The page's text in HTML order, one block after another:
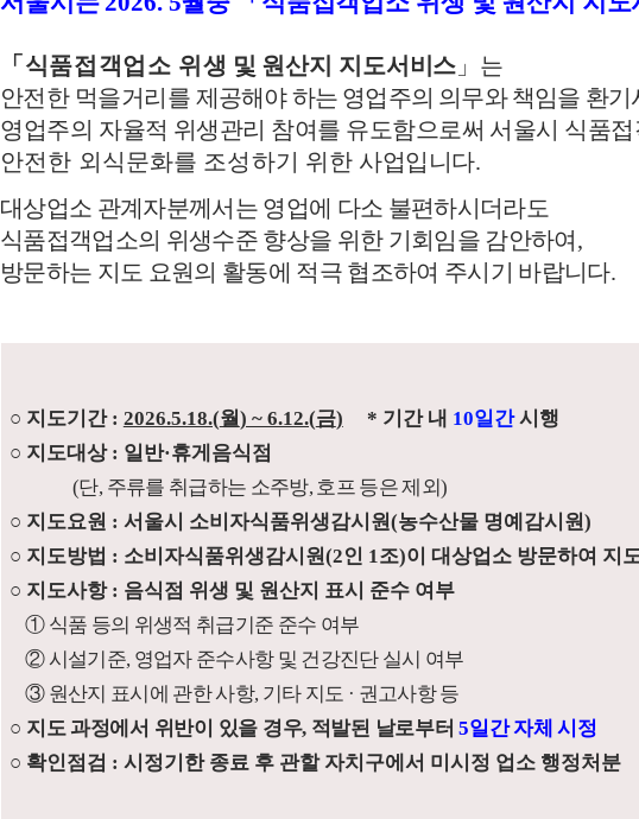
「 식품접객업소 위생 및 원산지 지도서비스 」 는
안전한 먹을거리를 제공해야 하는 영업주의 의무와 책임을 환기
영업주의 자율적 위생관리 참여를 유도함으로써 서울시 식품
안전한 외식문화를 조성하기 위한 사업입니다.
대상업소 관계자분께서는 영업에 다소 불편하시더라도
식품접객업소의 위생수준 향상을 위한 기회임을 감안하여 ,
방문하는 지도 요원의 활동에 적극 협조하여 주시기 바랍니다.
○ 지도기간 : 2026.5.18.(월 ) ~ 6.12.(금) * 기간 내 10일간 시행
○ 지도대상 : 일반·휴게음식점
(단, 주류를 취급하는 소주방, 호프 등은 제외)
○ 지도요원 : 서울시 소비자식품위생감시원(농수산물 명예감시원)
○ 지도방법 : 소비자식품위생감시원(2인 1조)이 대상업소 방문하여 지
○ 지도사항 : 음식점 위생 및 원산지 표시 준수 여부
① 식품 등의 위생적 취급기준 준수 여부
②시설기준, 영업자 준수사항 및 건강진단 실시 여부
③ 원산지 표시에 관한 사항, 기타 지도 · 권고사항 등
○ 지도 과정에서 위반이 있을 경우, 적발된 날로부터5일간 자체 시정
○ 확인점검 : 시정기한 종료 후 관할 자치구에서 미시정 업소 행정처분